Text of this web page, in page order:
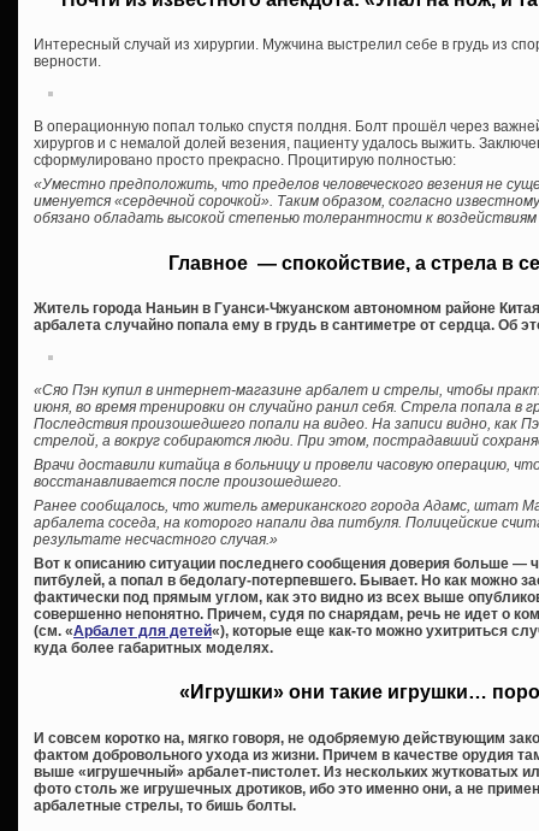
Интересный случай из хирургии. Мужчина выстрелил себе в грудь из
верности.
В операционную попал только спустя полдня. Болт прошёл через
хирургов и с немалой долей везения, пациенту удалось выжить.
сформулировано просто прекрасно. Процитирую полностью:
«Уместно предположить, что пределов человеческого везения не
именуется «сердечной сорочкой». Таким образом, согласно
обязано обладать высокой степенью толерантности к
Главное — спокойствие, а стрела в
Житель города Наньин в Гуанси-Чжуанском автономном районе
арбалета случайно попала ему в грудь в сантиметре от сердца. Об
«Сяо Пэн купил в интернет-магазине арбалет и стрелы, чтобы
июня, во время тренировки он случайно ранил себя. Стрела попала в
Последствия произошедшего попали на видео. На записи видно, как
стрелой, а вокруг собираются люди. При этом, пострадавший
Врачи доставили китайца в больницу и провели часовую операцию,
восстанавливается после произошедшего.
Ранее сообщалось, что житель американского города Адамс, штат
арбалета соседа, на которого напали два питбуля. Полицейские
результате несчастного случая.»
Вот к описанию ситуации последнего сообщения доверия больше —
питбулей, а попал в бедолагу-потерпевшего. Бывает. Но как можно
фактически под прямым углом, как это видно из всех выше
совершенно непонятно. Причем, судя по снарядам, речь не идет о
(см. «Арбалет для детей«), которые еще как-то можно ухитриться
куда более габаритных моделях.
«Игрушки» они такие игрушки…
И совсем коротко на, мягко говоря, не одобряемую действующим
фактом добровольного ухода из жизни. Причем в качестве орудия
выше «игрушечный» арбалет-пистолет. Из нескольких жутковатых
фото столь же игрушечных дротиков, ибо это именно они, а не
арбалетные стрелы, то бишь болты.